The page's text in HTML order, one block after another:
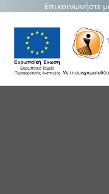
Επικοινωνήστε